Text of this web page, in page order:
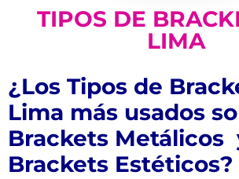
TIPOS DE
LIMA
¿Los Tipos de
Lima más usados
Brackets Metálicos
Brackets Estéticos?